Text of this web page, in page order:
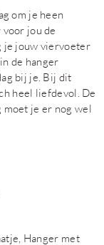
om je heen
jou de
je jouw viervoeter
de hanger
bij je. Bij dit
heel liefdevol. De
je er nog wel
Hanger met